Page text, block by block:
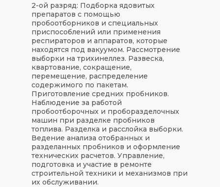
2-ой разряд: Подборка ядовитых
препаратов с помощью
пробоотборников и специальных
приспособлений или применения
респираторов и аппаратов, которые
находятся под вакуумом. Рассмотрение
выборки на трихинеллез. Развеска,
квартование, сокращение,
перемещение, распределение
содержимого по пакетам.
Приготовление средних пробников.
Наблюдение за работой
пробоотборочных и проборазделочных
машин при разделке пробников
топлива. Разделка и расслойка выборки.
Ведение анализа отобранных и
разделанных пробников и оформление
технических расчетов. Управление,
подготовка и участие в ремонте
строительной техники и механизмов при
их обслуживании.